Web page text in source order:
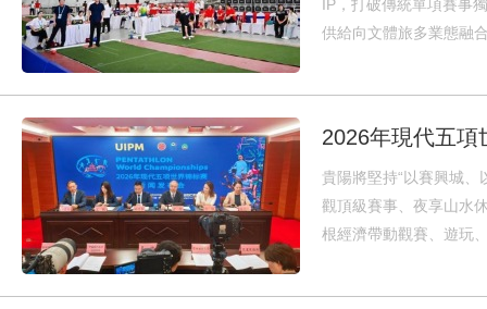
IP，打破傳統單項賽事
供給向文體旅多業態融
2026年現代五項
貴陽將堅持“以賽興城
觀頂級賽事、夜享山水
根經濟帶動觀賽、遊玩